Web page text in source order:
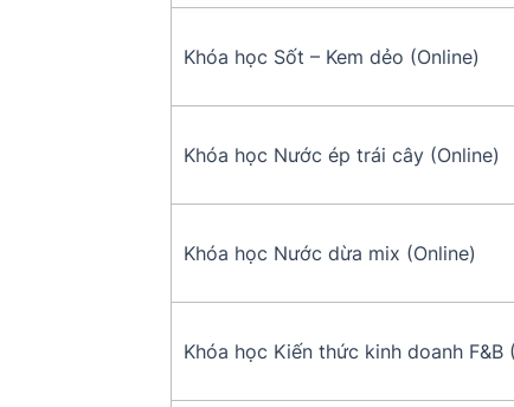
Khóa học Sốt – Kem dẻo (Online)
Khóa học Nước ép trái cây (Online)
Khóa học Nước dừa mix (Online)
Khóa học Kiến thức kinh doanh F&B